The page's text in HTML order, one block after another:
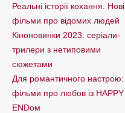
Реальні історії кохання. Нові
фільми про відомих людей
Кіноновинки 2023: серіали-
трилери з нетиповими
сюжетами
Для романтичного настрою:
фільми про любов із HAPPY
ENDом